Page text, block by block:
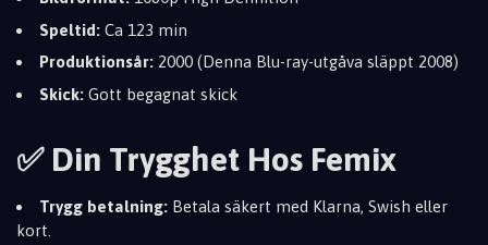
Speltid: Ca 123 min
Produktionsår: 2000 (Denna Blu-ray-utgåva släppt 2008)
Skick: Gott begagnat skick
✅ Din Trygghet Hos Femix
Trygg betalning: Betala säkert med Klarna, Swish eller
kort.